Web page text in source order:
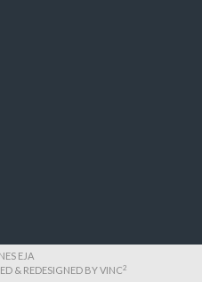
EJA
& REDESIGNED BYVINC2